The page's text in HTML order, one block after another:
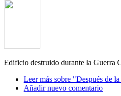
Edificio destruido durante la Guerra
Leer más sobre "Después de
Añadir nuevo comentario